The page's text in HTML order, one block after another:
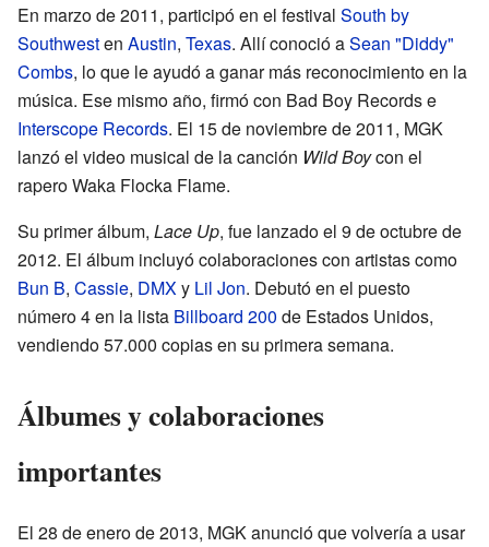
En marzo de 2011, participó en el festival South by
Southwesten Austin, Texas. Allí conoció aSean "Diddy"
Combs, lo que le ayudó a ganar más reconocimiento en la
música. Ese mismo año, firmó con Bad Boy Records e
Interscope Records. El 15 de noviembre de 2011, MGK
lanzó el video musical de la canción Wild Boycon el
rapero Waka Flocka Flame.
Su primer álbum, Lace Up, fue lanzado el 9 de octubre de
2012. El álbum incluyó colaboraciones con artistas como
Bun B, Cassie, DMXy Lil Jon. Debutó en el puesto
número 4 en la lista Billboard 200 de Estados Unidos,
vendiendo 57.000 copias en su primera semana.
Álbumes y colaboraciones
importantes
El 28 de enero de 2013, MGK anunció que volvería a usar